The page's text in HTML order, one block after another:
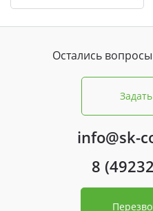
Остались
info@sk-
8